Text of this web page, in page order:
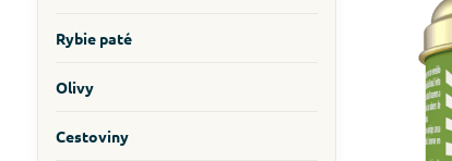
Rybie paté
Olivy
Cestoviny